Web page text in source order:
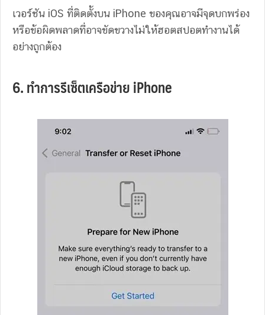
เวอร์ชัน iOS ที่ติดตั้งบน iPhone ของคุณอาจมีจุดบกพร่อง
หรือข้อผิดพลาดที่อาจขัดขวางไม่ให้ฮอตสปอตทำงานได้
อย่างถูกต้อง
6. ทำการรีเซ็ตเครือข่าย iPhone